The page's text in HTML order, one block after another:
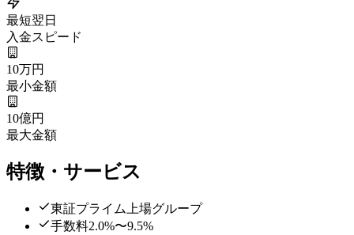
最短翌日
入金スピード
10万円
最小金額
10億円
最大金額
特徴・サービス
東証プライム上場グループ
手数料2.0%〜9.5%